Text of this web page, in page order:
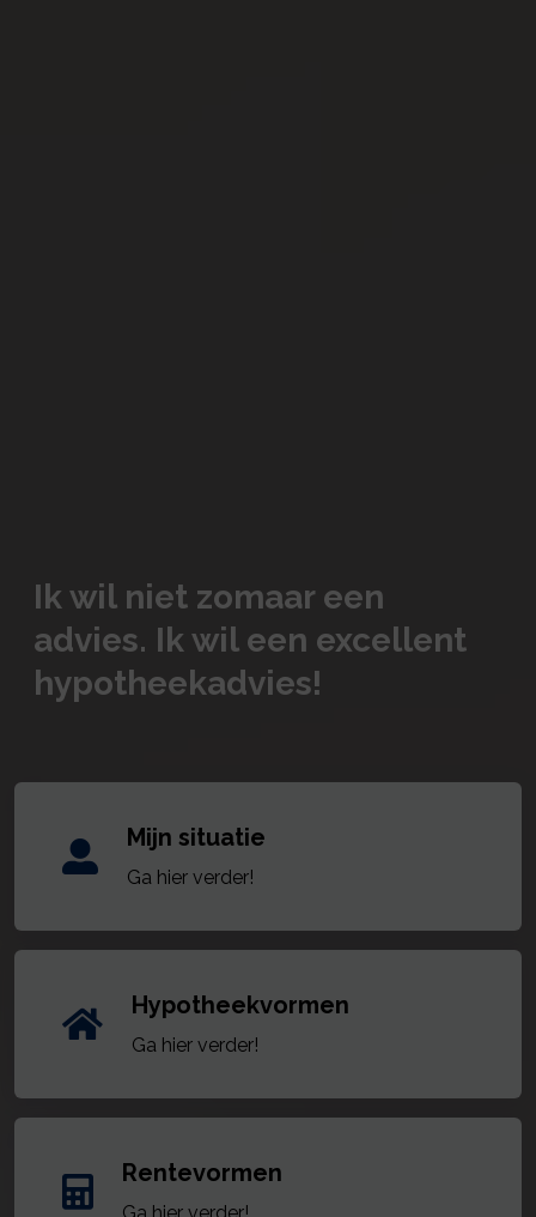
Ik wil niet zomaar een
advies. Ik wil een excellent
hypotheekadvies!
Mijn situatie
Ga hier verder!
Hypotheekvormen
Ga hier verder!
Rentevormen